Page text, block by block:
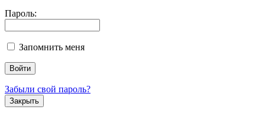
Пароль:
Запомнить меня
Забыли свой пароль?
Закрыть